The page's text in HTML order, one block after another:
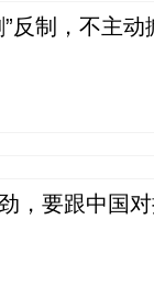
反制，不主
，要跟中国